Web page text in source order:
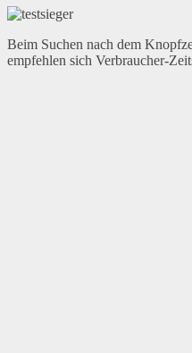
Beim Suchen nach dem
empfehlen sich Verbraucher-